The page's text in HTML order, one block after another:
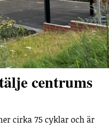
centrums
cirka 75 cyklar och är